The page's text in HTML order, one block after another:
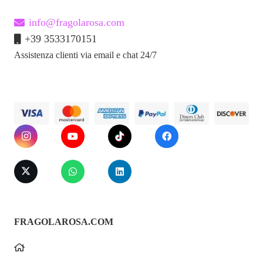
info@fragolarosa.com
+39 3533170151
Assistenza clienti via email e chat 24/7
FRAGOLAROSA.COM